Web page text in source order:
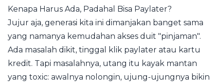
Kenapa Harus Ada, Padahal Bisa Paylater?
Jujur aja, generasi kita ini dimanjakan banget sama
yang namanya kemudahan akses duit "pinjaman".
Ada masalah dikit, tinggal klik paylater atau kartu
kredit. Tapi masalahnya, utang itu kayak mantan
yang toxic: awalnya nolongin, ujung-ujungnya bikin